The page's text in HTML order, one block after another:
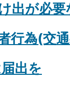
出が必
行為(交
出を